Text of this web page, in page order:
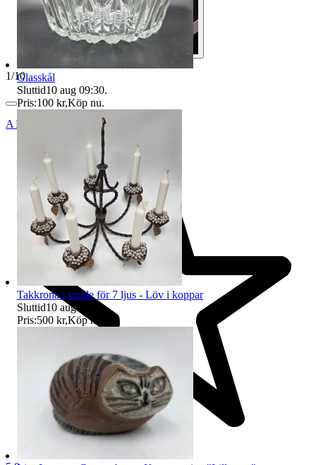
1/10
ANTIQUS_BÅLSTA_AB
Glasskål
Sluttid10 aug 09:30.
Pris:100 kr,Köp nu.
Takkrona i smide för 7 ljus - Löv i koppar
Sluttid10 aug 09:33.
Pris:500 kr,Köp nu